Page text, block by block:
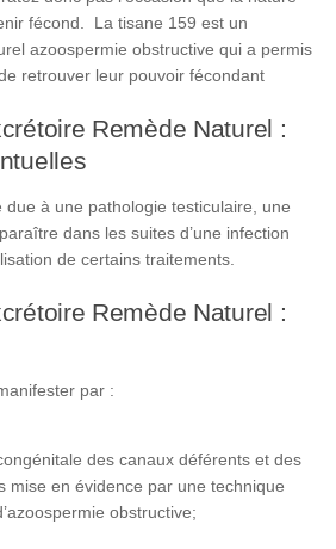
fécond. La tisane 159 est un
azoospermie obstructive qui a permis
retrouver leur pouvoir fécondant
Remède Naturel :
due à une pathologie testiculaire, une
dans les suites d’une infection
de certains traitements.
Remède Naturel :
par :
des canaux déférents et des
mise en évidence par une technique
obstructive;